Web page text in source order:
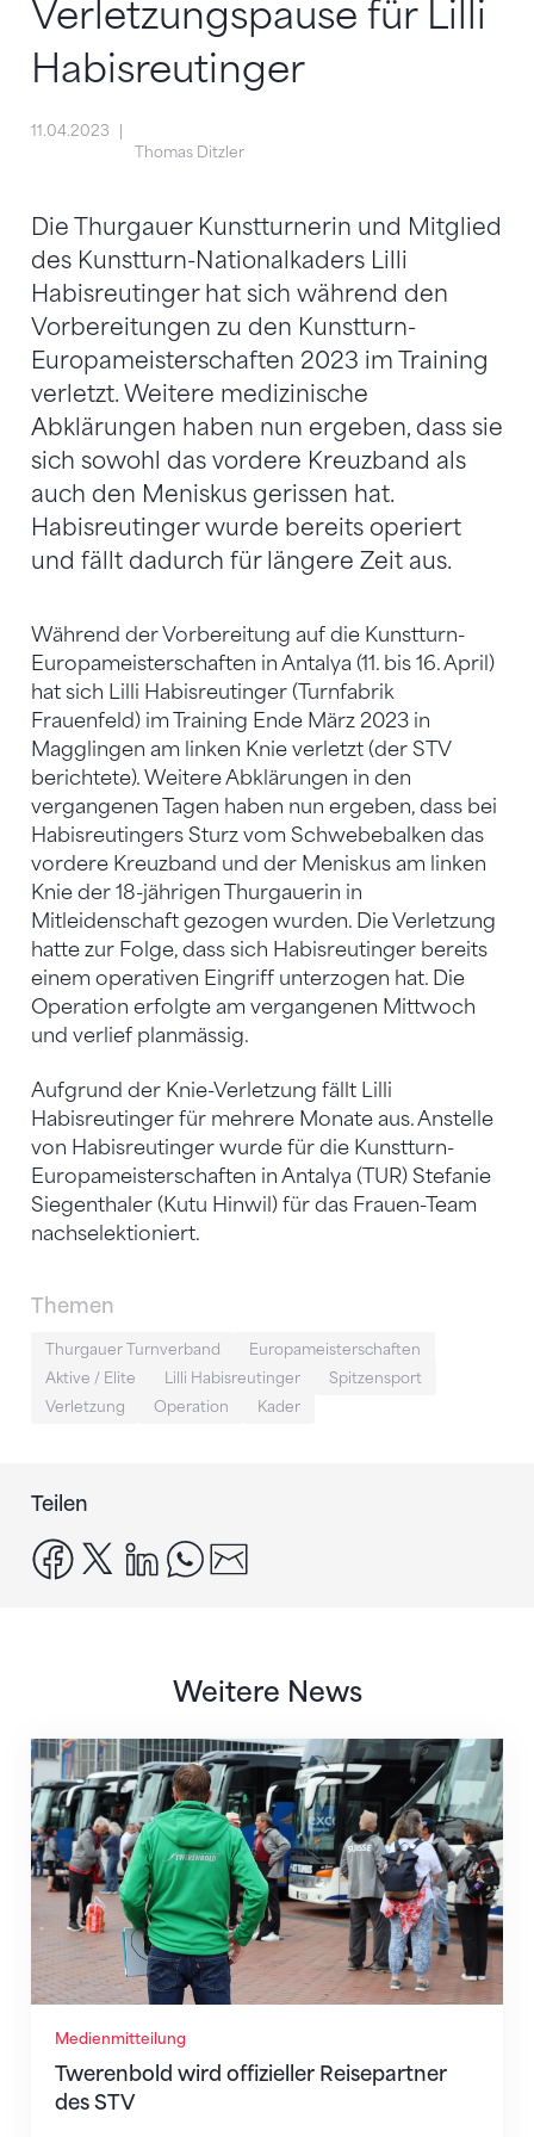
Verletzungspause für Lilli
Habisreutinger
11.04.2023
Thomas Ditzler
Die Thurgauer Kunstturnerin und Mitglied
des Kunstturn-Nationalkaders Lilli
Habisreutinger hat sich während den
Vorbereitungen zu den Kunstturn-
Europameisterschaften 2023 im Training
verletzt. Weitere medizinische
Abklärungen haben nun ergeben, dass sie
sich sowohl das vordere Kreuzband als
auch den Meniskus gerissen hat.
Habisreutinger wurde bereits operiert
und fällt dadurch für längere Zeit aus.
Während der Vorbereitung auf die Kunstturn-
Europameisterschaften in Antalya (11. bis 16. April)
hat sich Lilli Habisreutinger (Turnfabrik
Frauenfeld) im Training Ende März 2023 in
Magglingen am linken Knie verletzt (der STV
berichtete). Weitere Abklärungen in den
vergangenen Tagen haben nun ergeben, dass bei
Habisreutingers Sturz vom Schwebebalken das
vordere Kreuzband und der Meniskus am linken
Knie der 18-jährigen Thurgauerin in
Mitleidenschaft gezogen wurden. Die Verletzung
hatte zur Folge, dass sich Habisreutinger bereits
einem operativen Eingriff unterzogen hat. Die
Operation erfolgte am vergangenen Mittwoch
und verlief planmässig.
Aufgrund der Knie-Verletzung fällt Lilli
Habisreutinger für mehrere Monate aus. Anstelle
von Habisreutinger wurde für die Kunstturn-
Europameisterschaften in Antalya (TUR) Stefanie
Siegenthaler (Kutu Hinwil) für das Frauen-Team
nachselektioniert.
Themen
Thurgauer Turnverband
Europameisterschaften
Aktive / Elite
Lilli Habisreutinger
Spitzensport
Verletzung
Operation Kader
Teilen
facebook
x linkedinwhatsapp
Weitere News
Medienmitteilung
Twerenbold wird offizieller Reisepartner
des STV
Twerenbold wird offizieller Reisepartner des STV